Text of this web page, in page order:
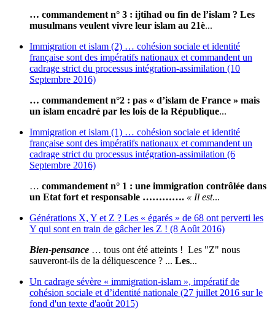
… commandement n° 3 : ijtihad ou fin de l’islam ? Les
musulmans veulent vivre leur islam au 21è...
Immigration et islam (2) … cohésion sociale et identité
française sont des impératifs nationaux et commandent un
cadrage strict du processus intégration-assimilation (10
Septembre 2016)
… commandement n°2 : pas « d’islam de France » mais
un islam encadré par les lois de la République...
Immigration et islam (1) … cohésion sociale et identité
française sont des impératifs nationaux et commandent un
cadrage strict du processus intégration-assimilation (6
Septembre 2016)
… commandement n° 1 : une immigration contrôlée dans
un Etat fort et responsable …………. « Il est...
Générations X, Y et Z ? Les « égarés » de 68 ont perverti les
Y qui sont en train de gâcher les Z ! (8 Août 2016)
Bien-pensance … tous ont été atteints ! Les "Z" nous
sauveront-ils de la déliquescence ? ... Les...
Un cadrage sévère « immigration-islam », impératif de
cohésion sociale et d’identité nationale (27 juillet 2016 sur le
fond d'un texte d'août 2015)